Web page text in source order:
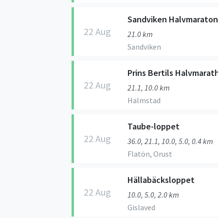
22 Aug
Sandviken Halvmaraton
21.0 km
Sandviken
22 Aug
Prins Bertils
21.1, 10.0 km
Halmstad
22 Aug
Taube-loppet
36.0, 21.1, 10.0, 5.0, 0.4 km
Flatön, Orust
22 Aug
Hällabäcksloppet
10.0, 5.0, 2.0 km
Gislaved